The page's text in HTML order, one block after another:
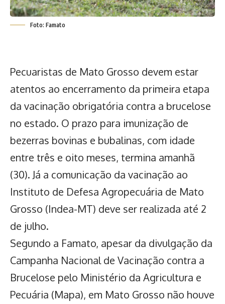
Foto: Famato
Pecuaristas de Mato Grosso devem estar
atentos ao encerramento da primeira etapa
da vacinação obrigatória contra a brucelose
no estado. O prazo para imunização de
bezerras bovinas e bubalinas, com idade
entre três e oito meses, termina amanhã
(30). Já a comunicação da vacinação ao
Instituto de Defesa Agropecuária de Mato
Grosso (Indea-MT) deve ser realizada até 2
de julho.
Segundo a Famato, apesar da divulgação da
Campanha Nacional de Vacinação contra a
Brucelose pelo Ministério da Agricultura e
Pecuária (Mapa), em Mato Grosso não houve